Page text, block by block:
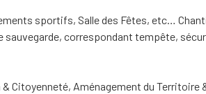
sportifs, Salle des Fêtes, etc…
correspondant tempête,
Citoyenneté, Aménagement du Territoire